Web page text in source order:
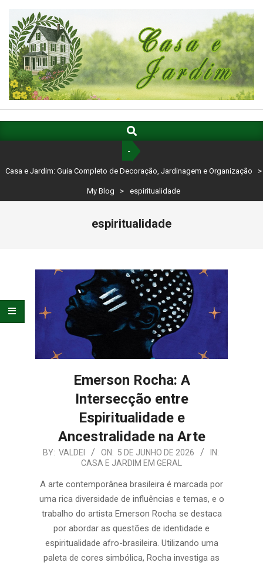
content
CASA
E
GUIA
COMPLETO
DECORAÇÃO,
ORGANIZAÇÃO
Navigation
Search
-
Casa e Jardim: Guia Completo de Decoração, Jardinagem e Organização >
My Blog > espiritualidade
espiritualidade
Emerson Rocha: A
Intersecção entre
Espiritualidade e
Ancestralidade na Arte
2026-
05
BY: VALDEI ON: 5 DE JUNHO DE 2026
IN:
CASA E JARDIM EM GERAL
A arte contemporânea brasileira é marcada por
uma rica diversidade de influências e temas, e o
trabalho do artista Emerson Rocha se destaca
por abordar as questões de identidade e
espiritualidade afro-brasileira. Utilizando uma
paleta de cores simbólica, Rocha investiga as